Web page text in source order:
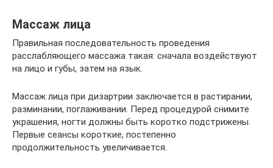
Массаж лица
Правильная последовательность проведения
расслабляющего массажа такая: сначала воздействуют
на лицо и губы, затем на язык.
Массаж лица при дизартрии заключается в растирании,
разминании, поглаживании. Перед процедурой снимите
украшения, ногти должны быть коротко подстрижены.
Первые сеансы короткие, постепенно
продолжительность увеличивается.